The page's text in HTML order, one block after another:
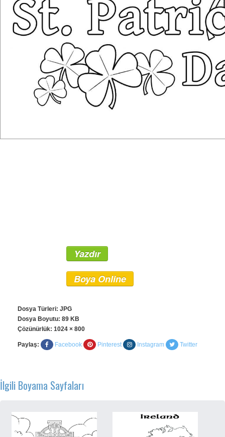
Yazdır
Boya Online
Dosya Türleri: JPG
Dosya Boyutu: 89 KB
Çözünürlük: 1024 × 800
Paylaş: Facebook Pinterest Instagram Twitter
İlgili Boyama Sayfaları